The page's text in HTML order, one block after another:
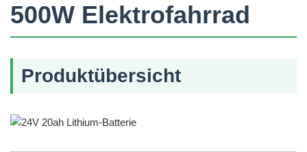
500W Elektrofahrrad
Produktübersicht